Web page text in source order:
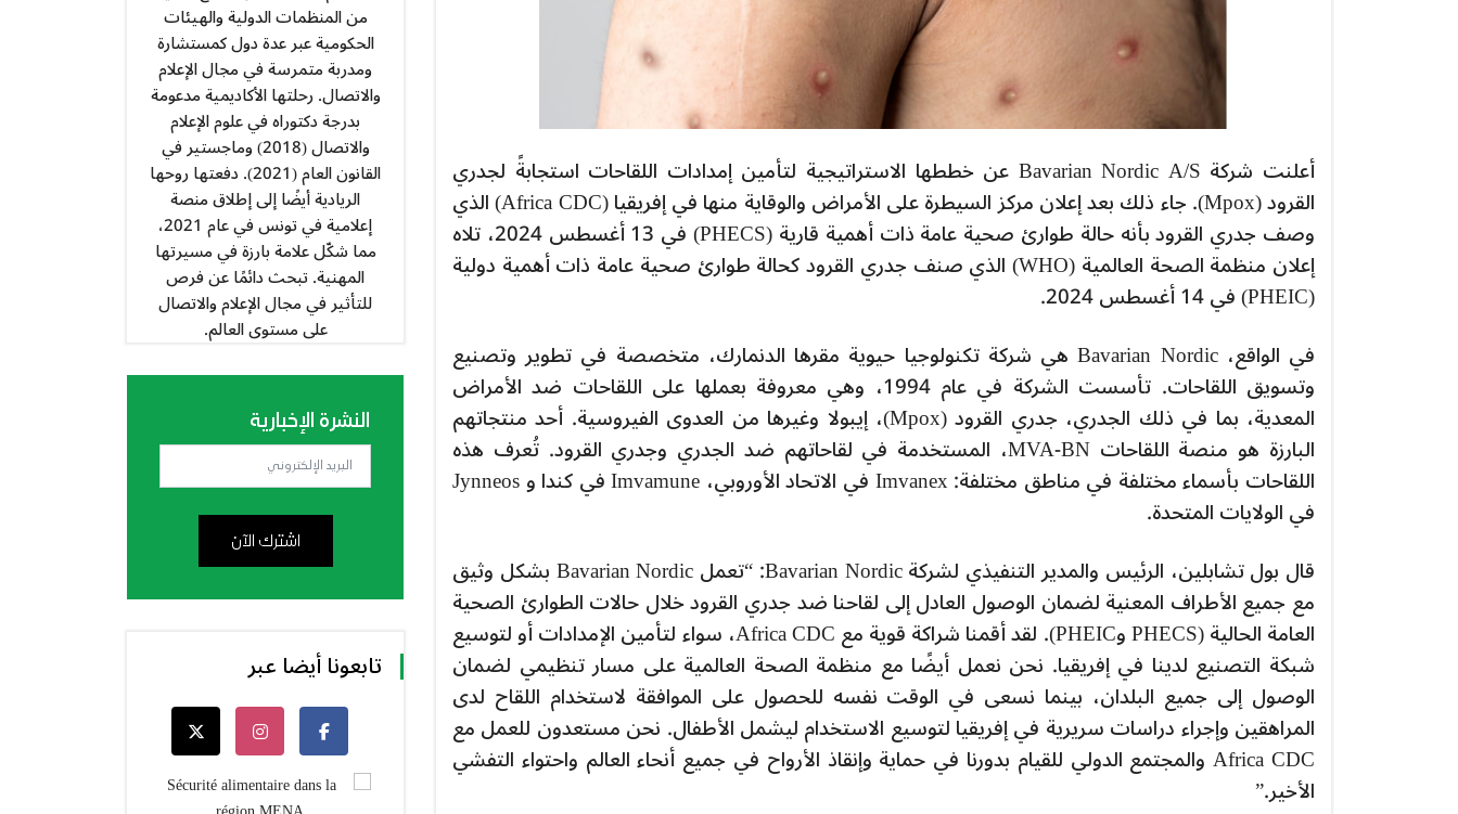
أعلنت شركة Bavarian Nordic A/S عن خططها الاستراتيجية لتأمين إمدادات اللقاحات استجابةً لجدري
القرود (Mpox). جاء ذلك بعد إعلان مركز السيطرة على الأمراض والوقاية منها في إفريقيا (Africa CDC) الذي
وصف جدري القرود بأنه حالة طوارئ صحية عامة ذات أهمية قارية (PHECS) في 13 أغسطس 2024، تلاه
إعلان منظمة الصحة العالمية (WHO) الذي صنف جدري القرود كحالة طوارئ صحية عامة ذات أهمية دولية
(PHEIC) في 14 أغسطس 2024.
في الواقع، Bavarian Nordic هي شركة تكنولوجيا حيوية مقرها الدنمارك، متخصصة في تطوير وتصنيع
وتسويق اللقاحات. تأسست الشركة في عام 1994، وهي معروفة بعملها على اللقاحات ضد الأمراض
المعدية، بما في ذلك الجدري، جدري القرود (Mpox)، إيبولا وغيرها من العدوى الفيروسية. أحد منتجاتهم
البارزة هو منصة اللقاحات MVA-BN، المستخدمة في لقاحاتهم ضد الجدري وجدري القرود. تُعرف هذه
اللقاحات بأسماء مختلفة في مناطق مختلفة: Imvanex في الاتحاد الأوروبي، Imvamune في كندا و Jynneos
في الولايات المتحدة.
قال بول تشابلين، الرئيس والمدير التنفيذي لشركة Bavarian Nordic: “تعمل Bavarian Nordic بشكل وثيق
مع جميع الأطراف المعنية لضمان الوصول العادل إلى لقاحنا ضد جدري القرود خلال حالات الطوارئ الصحية
العامة الحالية (PHECS وPHEIC). لقد أقمنا شراكة قوية مع Africa CDC، سواء لتأمين الإمدادات أو لتوسيع
شبكة التصنيع لدينا في إفريقيا. نحن نعمل أيضًا مع منظمة الصحة العالمية على مسار تنظيمي لضمان
الوصول إلى جميع البلدان، بينما نسعى في الوقت نفسه للحصول على الموافقة لاستخدام اللقاح لدى
المراهقين وإجراء دراسات سريرية في إفريقيا لتوسيع الاستخدام ليشمل الأطفال. نحن مستعدون للعمل مع
Africa CDC والمجتمع الدولي للقيام بدورنا في حماية وإنقاذ الأرواح في جميع أنحاء العالم واحتواء التفشي
الأخير.”
من المنظمات الدولية والهيئات
الحكومية عبر عدة دول كمستشارة
ومدربة متمرسة في مجال الإعلام
والاتصال. رحلتها الأكاديمية مدعومة
بدرجة دكتوراه في علوم الإعلام
والاتصال (2018) وماجستير في
القانون العام (2021). دفعتها روحها
الريادية أيضًا إلى إطلاق منصة
إعلامية في تونس في عام 2021،
مما شكّل علامة بارزة في مسيرتها
المهنية. تبحث دائمًا عن فرص
للتأثير في مجال الإعلام والاتصال
على مستوى العالم.
النشرة الإخبارية
اشترك الآن
تابعونا أيضا عبر